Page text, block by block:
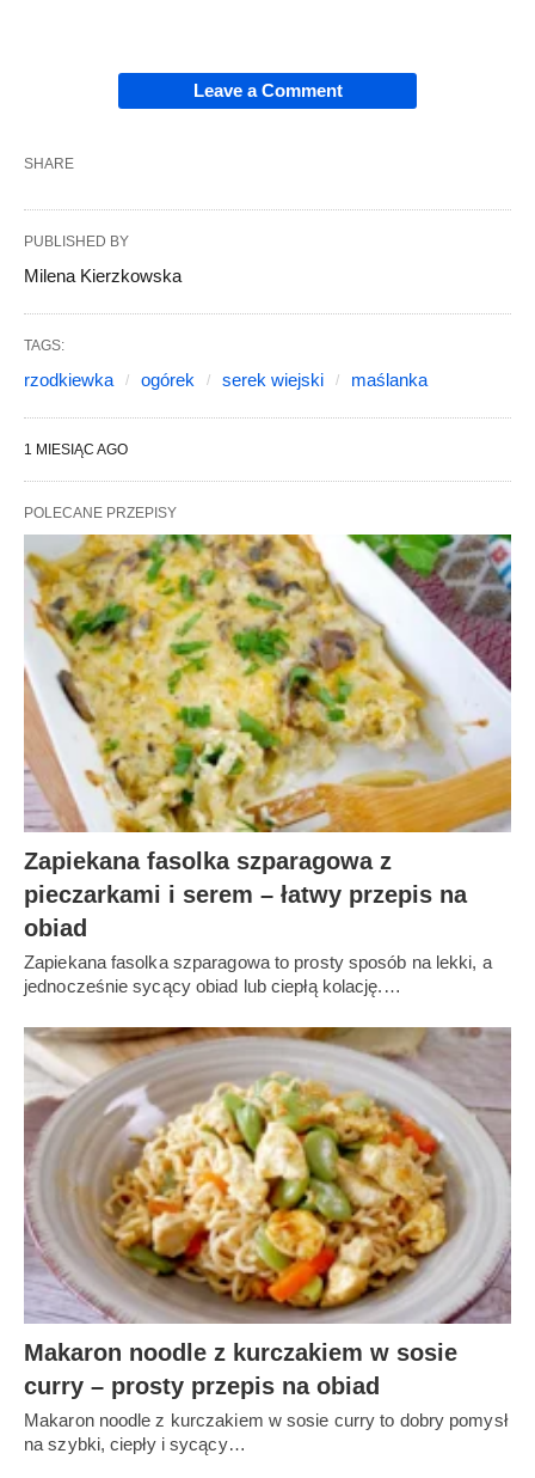
Leave a Comment
SHARE
PUBLISHED BY
Milena Kierzkowska
TAGS:
rzodkiewka ogórek serek wiejski maślanka
1 MIESIĄC AGO
POLECANE PRZEPISY
Zapiekana fasolka szparagowa z
pieczarkami i serem – łatwy przepis na
obiad
Zapiekana fasolka szparagowa to prosty sposób na lekki, a
jednocześnie sycący obiad lub ciepłą kolację.…
Makaron noodle z kurczakiem w sosie
curry – prosty przepis na obiad
Makaron noodle z kurczakiem w sosie curry to dobry pomysł
na szybki, ciepły i sycący…